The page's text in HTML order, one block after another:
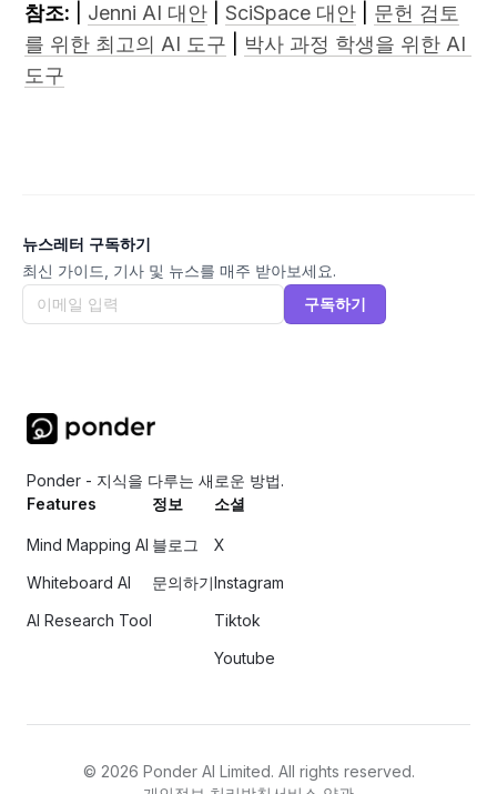
참조: Jenni AI 대안 SciSpace 대안
문헌 검토
를 위한 최고의 AI 도구
박사 과정 학생을 위한 AI
도구
뉴스레터 구독하기
최신 가이드, 기사 및 뉴스를 매주 받아보세요.
구독하기
Ponder - 지식을 다루는 새로운 방법.
Features
Mind Mapping AI
Whiteboard AI
AI Research Tool
정보
블로그
문의하기
소셜
X
Instagram
Tiktok
Youtube
© 2026 Ponder AI Limited. All rights reserved.